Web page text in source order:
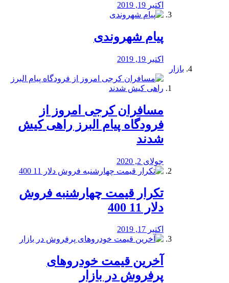
اکتبر 19, 2019
پیام شهروندی
اکتبر 19, 2019
بازار
مسافران کرجی امروز از
فرودگاه پیام البرز راهی کیش
شدند
جولای 2, 2020
تکرار قیمت چهارشنبه فروش
دلار 11 400
اکتبر 17, 2019
آخرین قیمت خودرو‌های
پرفروش در بازار